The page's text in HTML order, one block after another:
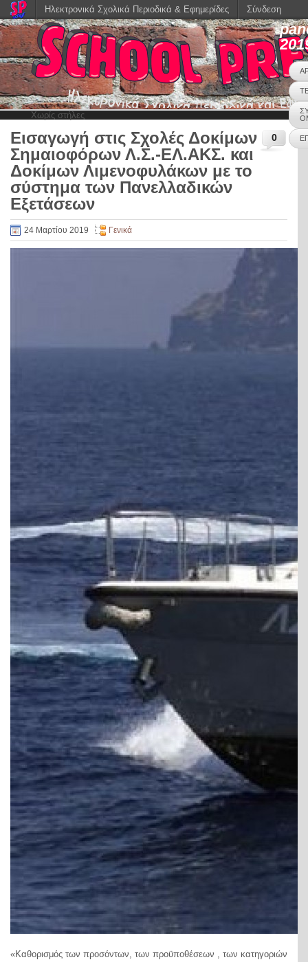
Χωρίς στήλες
0
Εισαγωγή στις Σχολές Δοκίμων
Σημαιοφόρων Λ.Σ.-ΕΛ.ΑΚΣ. και
Δοκίμων Λιμενοφυλάκων με το
σύστημα των Πανελλαδικών
Εξετάσεων
24 Μαρτίου 2019 Γενικά
«Καθορισμός των προσόντων, των προϋποθέσεων , των κατηγοριών
Ηλεκτρονικά Σχολικά Περιοδικά & Εφημερίδες Σύνδεση